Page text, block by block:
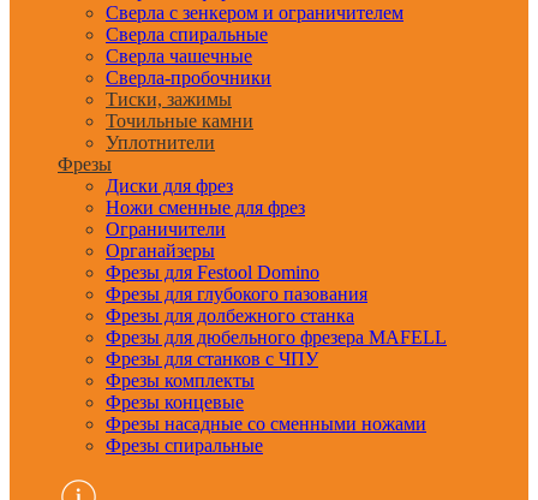
Сверла с зенкером и ограничителем
Сверла спиральные
Сверла чашечные
Сверла-пробочники
Тиски, зажимы
Точильные камни
Уплотнители
Фрезы
Диски для фрез
Ножи сменные для фрез
Ограничители
Органайзеры
Фрезы для Festool Domino
Фрезы для глубокого пазования
Фрезы для долбежного станка
Фрезы для дюбельного фрезера MAFELL
Фрезы для станков с ЧПУ
Фрезы комплекты
Фрезы концевые
Фрезы насадные со сменными ножами
Фрезы спиральные